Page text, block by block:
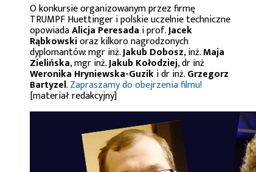
O konkursie organizowanym przez firmę
TRUMPF Huettinger i polskie uczelnie techniczne
opowiadaAlicja Peresada i prof.Jacek
Rąbkowskioraz kilkoro nagrodzonych
dyplomantów: mgr inż.Jakub Dobosz, inż.Maja
Zielińska, mgr inż.Jakub Kołodziej, dr inż
Weronika Hryniewska-Guziki dr inż.Grzegorz
Bartyzel.Zapraszamy do obejrzenia filmu!
[materiał redakcyjny]